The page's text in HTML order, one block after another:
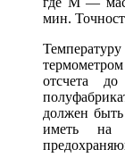
мин.
отсчета
должен
иметь на